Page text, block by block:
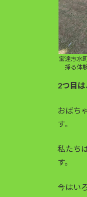
宝達志水
採る体
2つ目は
おばち
す。
私たち
す。
今はい